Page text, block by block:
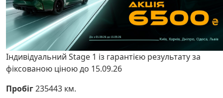
Індивідуальний Stage 1 із гарантією результату за
фіксованою ціною до 15.09.26
Пробіг235443 км.